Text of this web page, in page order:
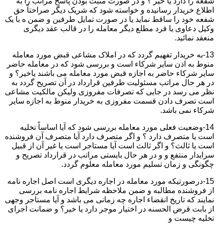
اطلاع خریدار رسانیده و خواسته شود که شریک دیگر صراحتاً حق
شفعه خود را ساقط نماید یا در صورت تمایل طرفین و ضمن ه با یک
وکیل دعاوی یا فرد مطلع دیگر معامله را در قالب عقد دیگری
منعقد نمائید.
13-به خریدار تفهیم گردد که در املاک مشاعی قبض مورد معامله
منوط به اذن سایر شرکاء است و بررسی شود که در معامله حاضر
سایر شرکاء حاضر به اجازه قبض مورد معامله می باشند یاخیر؟ و
در هر حال مراتب مسئولیت طرفین قرارداد در آن تصریح گردد به
نظر می رسد در جایی که تصرفات مفروزی ولیکن مالکیت مشاعی
است تصرف دادن قسمت مفروزی به خریدار منوط به اجازه سایر
شرکاء نمی باشد.
14-وضعیت فعلی مورد معامله بررسی شود که آیا اساساً تخلیه
است یا متصرف دارد ؟ و اگر متصرف دارد آیا متصرف آن فروشنده
است یا ثالث؟ و اگر ثالث است آیا مستاجر است یا غیر آن از قبیل
سرایدار منتفع و و در هر حال بایستی مراتب در قرارداد تصریح و
چگونگی و زمان تسلیم مورد معامله معلوم گردد.
15-درصورتیکه مورد معامله در اجاره دیگری است اصل اجاره نامه
از فروشنده مطالبه و ضمن ملاحظه شرایط اجاره نامه بررسی
نمایند که تاریخ انقضاء اجاره چه زمانی می باشد و آیا مستاجر وجهی
از بابت قرض الحسنه در اختیار موجر دارد یا خیر؟ و ضمانت اجرای
تخلیه چیست و